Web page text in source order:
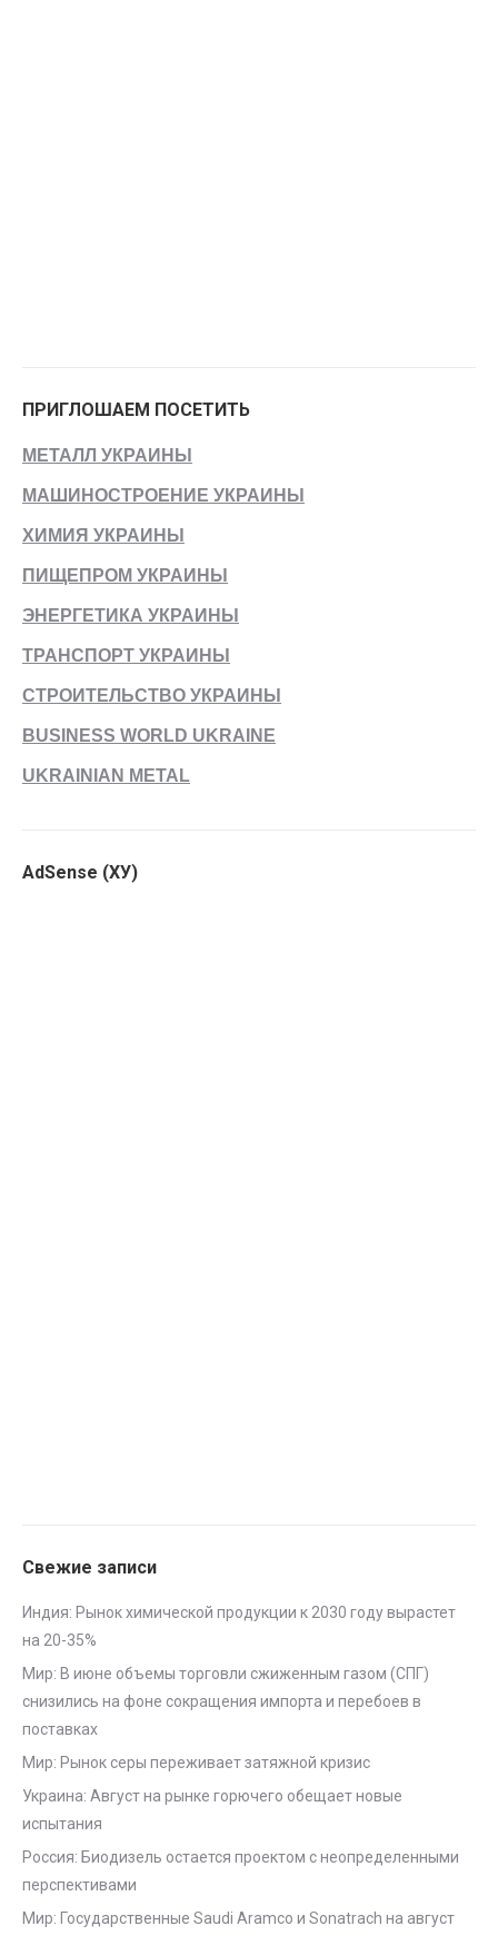
ПРИГЛОШАЕМ ПОСЕТИТЬ
МЕТАЛЛ УКРАИНЫ
МАШИНОСТРОЕНИЕ УКРАИНЫ
ХИМИЯ УКРАИНЫ
ПИЩЕПРОМ УКРАИНЫ
ЭНЕРГЕТИКА УКРАИНЫ
ТРАНСПОРТ УКРАИНЫ
СТРОИТЕЛЬСТВО УКРАИНЫ
BUSINESS WORLD UKRAINE
UKRAINIAN METAL
AdSense (ХУ)
Свежие записи
Индия: Рынок химической продукции к 2030 году вырастет
на 20-35%
Мир: В июне объемы торговли сжиженным газом (СПГ)
снизились на фоне сокращения импорта и перебоев в
поставках
Мир: Рынок серы переживает затяжной кризис
Украина: Август на рынке горючего обещает новые
испытания
Россия: Биодизель остается проектом с неопределенными
перспективами
Мир: Государственные Saudi Aramco и Sonatrach на август